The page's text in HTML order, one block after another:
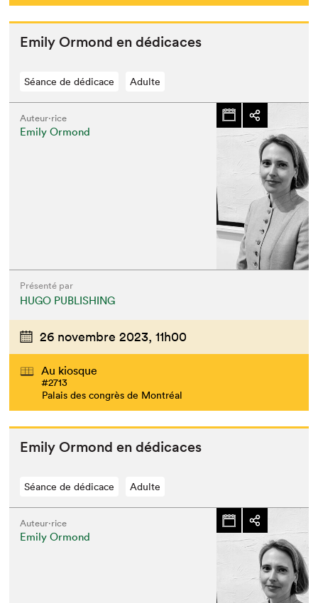
Emi­ly Ormond en dédicaces
Séance de dédicace Adulte
Auteur·rice
Emily Ormond
Présenté par
HUGO PUBLISHING
26 novembre 2023, 11h00
Au kiosque
#2713
Palais des congrès de Montréal
Emi­ly Ormond en dédicaces
Séance de dédicace Adulte
Auteur·rice
Emily Ormond